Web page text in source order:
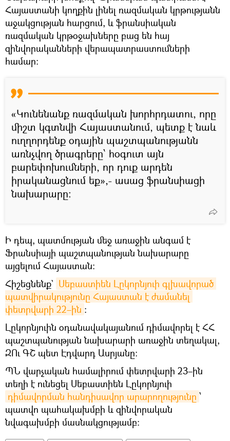
Հայաստանի կողքին լինել ռազմական կրթությանն
աջակցության հարցում, և ֆրանսիական
ռազմական կրթօջախները բաց են հայ
զինվորականների վերապատրաստումների
համար։
«Կունենանք ռազմական խորհրդատու, որը
միշտ կգտնվի Հայաստանում, պետք է նաև
ուղղորդենք օդային պաշտպանությանն
առնչվող ծրագրերը՝ հօգուտ այն
բարեփոխումների, որ դուք արդեն
իրականացնում եք»,- ասաց ֆրանսիացի
նախարարը։
Ի դեպ, պատմության մեջ առաջին անգամ է
Ֆրանսիայի պաշտպանության նախարարը
այցելում Հայաստան։
Հիշեցնենք` Սեբաստիեն Լըկորնյուի գլխավորած
պատվիրակությունը Հայաստան է ժամանել
փետրվարի 22–ին ։
Լըկորնյուին օդանավակայանում դիմավորել է ՀՀ
պաշտպանության նախարարի առաջին տեղակալ,
ԶՈւ ԳՇ պետ Էդվարդ Ասրյանը։
ՊՆ վարչական համալիրում փետրվարի 23–ին
տեղի է ունեցել Սեբաստիեն Լըկորնյուի
դիմավորման հանդիսավոր արարողությունը ՝
պատվո պահակախմբի և զինվորական
նվագախմբի մասնակցությամբ։